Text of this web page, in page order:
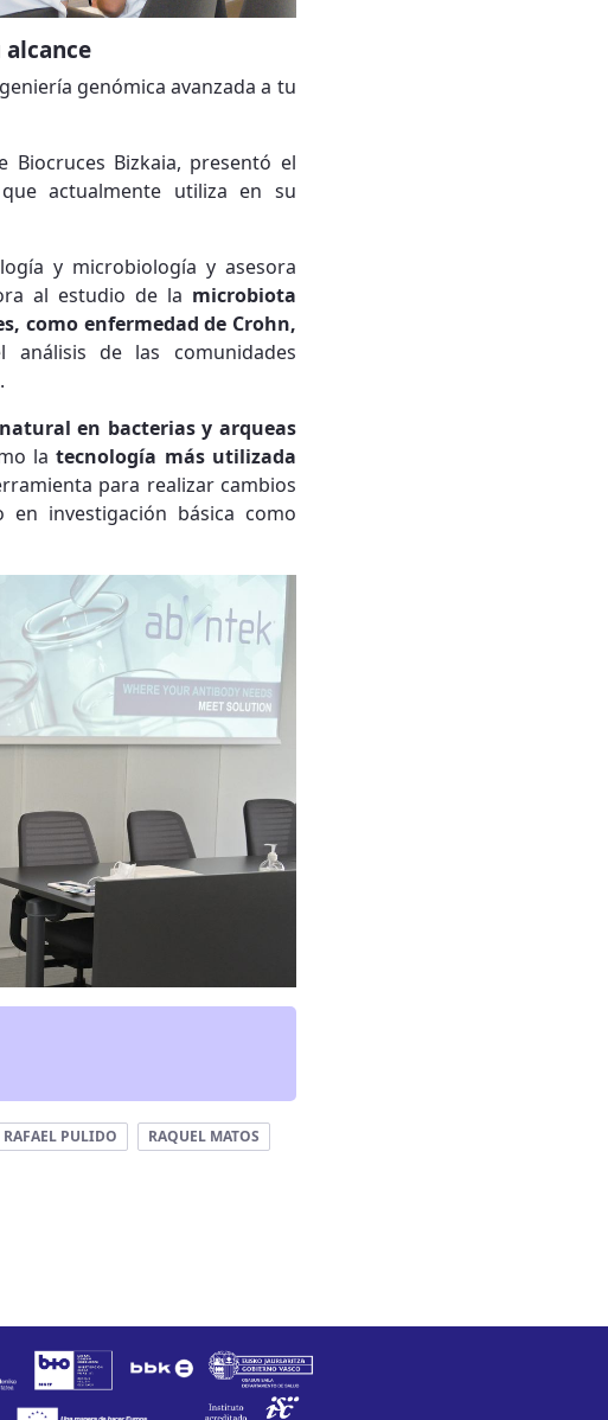
alcance
genómica avanzada a tu
Biocruces Bizkaia, presentó el
actualmente utiliza en su
y microbiología y asesora
al estudio de la microbiota
como enfermedad de Crohn,
análisis de las comunidades
.
en bacterias y arqueas
latecnología más utilizada
para realizar cambios
investigación básica como
RAFAEL PULIDO RAQUEL MATOS